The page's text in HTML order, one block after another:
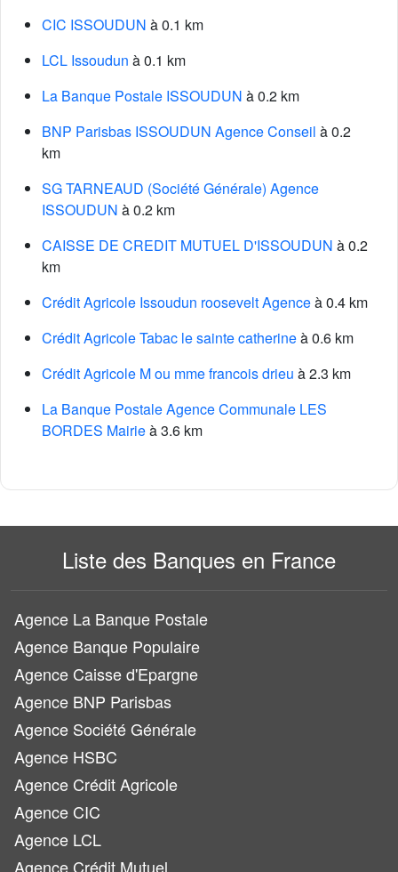
CIC ISSOUDUN à 0.1 km
LCL Issoudun à 0.1 km
La Banque Postale ISSOUDUN à 0.2 km
BNP Parisbas ISSOUDUN Agence Conseil à 0.2
km
SG TARNEAUD (Société Générale) Agence
ISSOUDUN à 0.2 km
CAISSE DE CREDIT MUTUEL D'ISSOUDUN à 0.2
km
Crédit Agricole Issoudun roosevelt Agenceà 0.4 km
Crédit Agricole Tabac le sainte catherineà 0.6 km
Crédit Agricole M ou mme francois drieu à 2.3 km
La Banque Postale Agence Communale LES
BORDES Mairieà 3.6 km
Liste des Banques en France
Agence La Banque Postale
Agence Banque Populaire
Agence Caisse d'Epargne
Agence BNP Parisbas
Agence Société Générale
Agence HSBC
Agence Crédit Agricole
Agence CIC
Agence LCL
Agence Crédit Mutuel